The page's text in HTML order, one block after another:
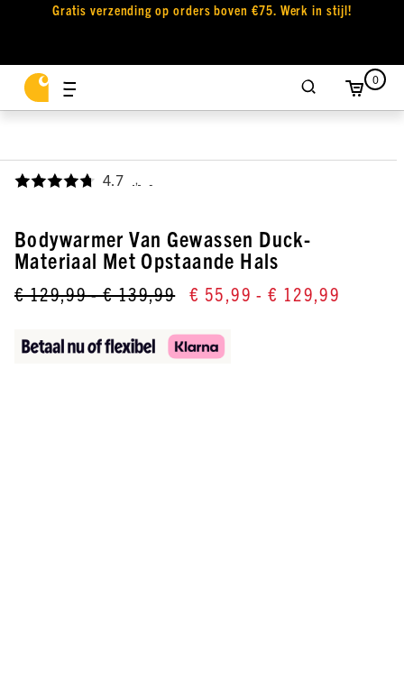
Gratis verzending op orders boven €75. Werk in stijl!
0
4.7 ,
Bodywarmer Van Gewassen Duck-
Materiaal Met Opstaande Hals
€ 129,99- € 139,99 € 55,99 - € 129,99